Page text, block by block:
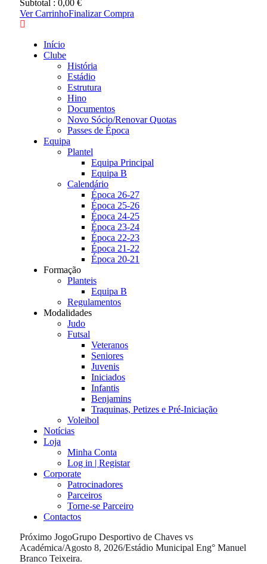
Subtotal : 0,00 €
Ver CarrinhoFinalizar Compra
Início
Clube
História
Estádio
Estrutura
Hino
Documentos
Novo Sócio/Renovar Quotas
Passes de Época
Equipa
Plantel
Equipa Principal
Equipa B
Calendário
Época 26-27
Época 25-26
Época 24-25
Época 23-24
Época 22-23
Época 21-22
Época 20-21
Formação
Planteis
Equipa B
Regulamentos
Modalidades
Judo
Futsal
Veteranos
Seniores
Juvenis
Iniciados
Infantis
Benjamins
Traquinas, Petizes e Pré-Iniciação
Voleibol
Notícias
Loja
Minha Conta
Log in | Registar
Corporate
Patrocinadores
Parceiros
Torne-se Parceiro
Contactos
Próximo JogoGrupo Desportivo de Chaves vs
Académica/Agosto 8, 2026/Estádio Municipal Eng° Manuel
Branco Teixeira.